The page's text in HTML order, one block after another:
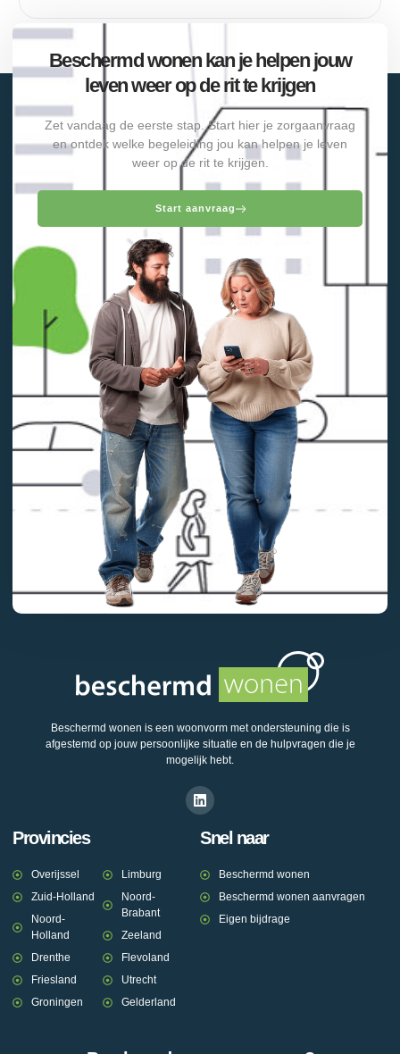
Beschermd wonen kan je helpen jouw
leven weer op de rit te krijgen
Zet vandaag de eerste stap. Start hier je zorgaanvraag
en ontdek welke begeleiding jou kan helpen je leven
weer op de rit te krijgen.
Start aanvraag
Beschermd wonen is een woonvorm met ondersteuning die is
afgestemd op jouw persoonlijke situatie en de hulpvragen die je
mogelijk hebt.
Provincies
Overijssel
Zuid-Holland
Noord-
Holland
Drenthe
Friesland
Groningen
Limburg
Noord-
Brabant
Zeeland
Flevoland
Utrecht
Gelderland
Snel naar
Beschermd wonen
Beschermd wonen aanvragen
Eigen bijdrage